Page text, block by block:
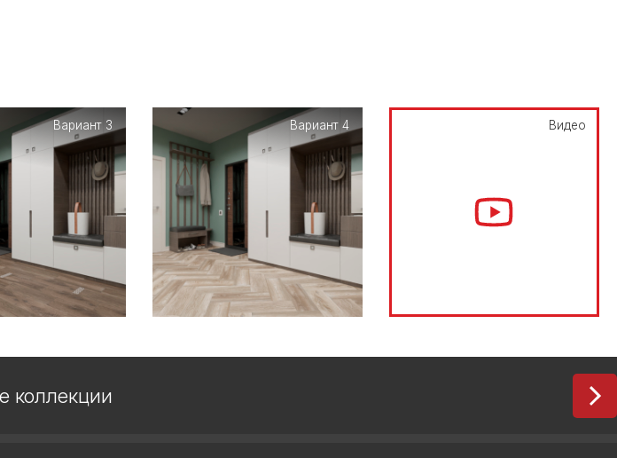
Вариант 3 Вариант 4 Видео
коллекции